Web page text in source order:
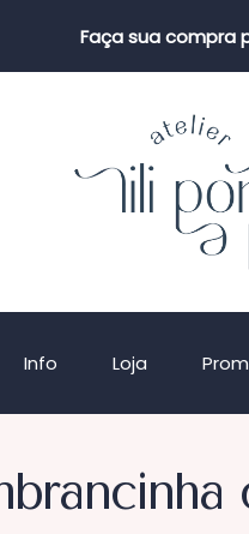
Faça sua compra
Info Loja